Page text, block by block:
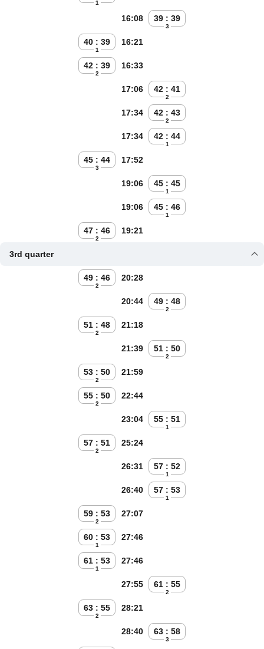
1
39 : 39
3
16:08
40 : 39
1
16:21
42 : 39
2
16:33
42 : 41
2
17:06
42 : 43
2
17:34
42 : 44
1
17:34
45 : 44
3
17:52
45 : 45
1
19:06
45 : 46
1
19:06
47 : 46
2
19:21
3rd quarter
49 : 46
2
20:28
49 : 48
2
20:44
51 : 48
2
21:18
51 : 50
2
21:39
53 : 50
2
21:59
55 : 50
2
22:44
55 : 51
1
23:04
57 : 51
2
25:24
57 : 52
1
26:31
57 : 53
1
26:40
59 : 53
2
27:07
60 : 53
1
27:46
61 : 53
1
27:46
61 : 55
2
27:55
63 : 55
2
28:21
63 : 58
3
28:40